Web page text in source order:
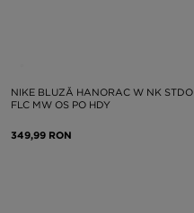
NIKE BLUZĂ HANORAC W NK STDO
FLC MW OS PO HDY
349,99 RON